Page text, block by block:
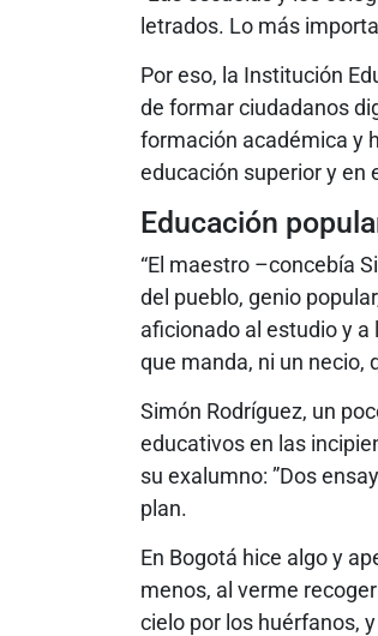
letrados. Lo más
Por eso, la Institución
de formar ciudadanos
formación académica y
educación superior y en
Educación
“El maestro –concebía
del pueblo, genio
aficionado al estudio y a
que manda, ni un necio,
Simón Rodríguez, un
educativos en las
su exalumno: ”Dos
plan.
En Bogotá hice algo y
menos, al verme
cielo por los huérfanos,